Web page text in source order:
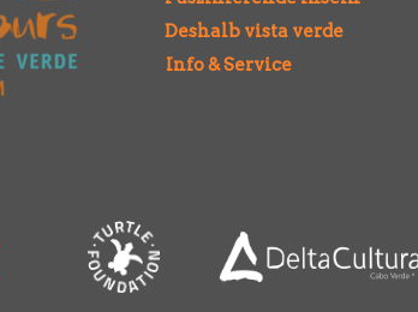
Deshalb vista verde
Info & Service